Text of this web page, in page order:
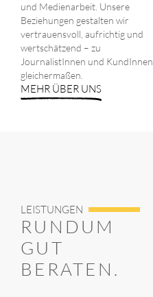
und Medienarbeit. Unsere
Beziehungen gestalten wir
vertrauensvoll, aufrichtig und
wertschätzend – zu
JournalistInnen und KundInnen
gleichermaßen.
MEHR ÜBER UNS
LEISTUNGEN
RUNDUM
GUT
BERATEN.